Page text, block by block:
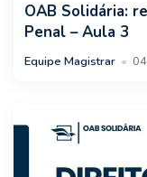
OAB Solidária:
Penal – Aula 3
Equipe Magistrar •